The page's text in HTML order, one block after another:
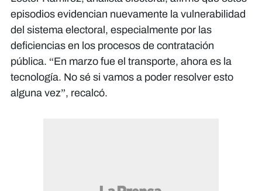
episodios evidencian nuevamente la vulnerabilidad
del sistema electoral, especialmente por las
deficiencias en los procesos de contratación
pública. “En marzo fue el transporte, ahora es la
tecnología. No sé si vamos a poder resolver esto
alguna vez”, recalcó.